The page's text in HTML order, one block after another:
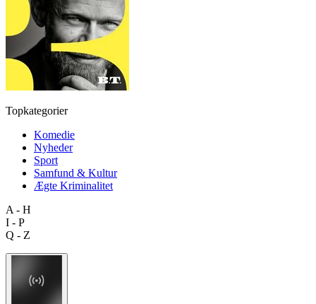
Topkategorier
Komedie
Nyheder
Sport
Samfund & Kultur
Ægte Kriminalitet
A - H
I - P
Q - Z